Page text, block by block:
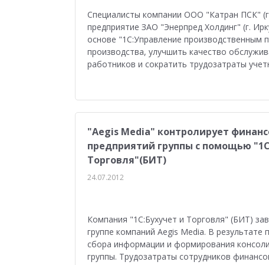
Управление персоналом Сельское хозяйство
Мобильное приложение АЗС
Отраслевые решения 1С:Мобильная касса
Обзор возможностей Для бухгалтера
Управление ассортиментом
Изменения законодательства
Проектные решения Оптовая торговля
Бюджетирование Для руководства
Специалисты компании ООО "Катран ПСК"
предприятие ЗАО "Энерпред Холдинг" (г.
основе "1С:Управление производственным
производства, улучшить качество
работников и сократить трудозатраты
"Aegis Media" контролирует
предприятий группы с помощью
Торговля"(БИТ)
24.07.2012
Компания "1С:Бухучет и Торговля" (БИТ)
группе компаний Aegis Media. В
сбора информации и формирования
группы. Трудозатраты сотрудников